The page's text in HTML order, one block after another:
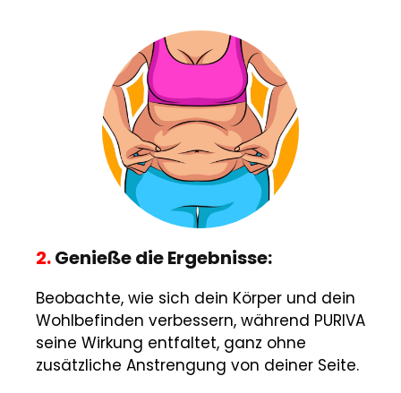
2.Genieße die Ergebnisse:
Beobachte, wie sich dein Körper und dein
Wohlbefinden verbessern, während PURIVA
seine Wirkung entfaltet, ganz ohne
zusätzliche Anstrengung von deiner Seite.